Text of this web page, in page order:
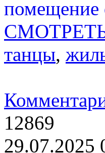
помещение
танцы,
12869
29.07.2025